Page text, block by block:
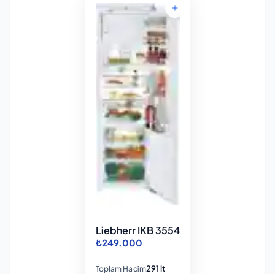
Liebherr IKB 3554
₺249.000
Toplam Hacim291 lt